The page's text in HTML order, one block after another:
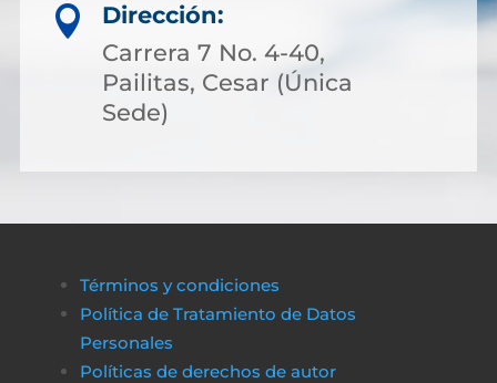

Dirección:
Carrera 7 No. 4-40,
Pailitas, Cesar (Única
Sede)
Términos y condiciones
Política de Tratamiento de Datos
Personales
Políticas de derechos de autor